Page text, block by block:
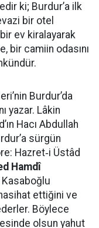
ki; Burdur’a ilk
bir otel
ev kiralayarak
bir camiin odasını
Burdur’da
yazar. Lâkin
Hacı Abdullah
sürgün
Hazret‑i Üstâd
Hamdî
ettiğini ve
Böylece
olsun yahut